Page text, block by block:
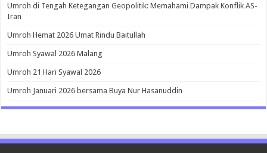
Umroh di Tengah Ketegangan Geopolitik: Memahami Dampak Konflik AS-
Iran
Umroh Hemat 2026 Umat Rindu Baitullah
Umroh Syawal 2026 Malang
Umroh 21 Hari Syawal 2026
Umroh Januari 2026 bersama Buya Nur Hasanuddin